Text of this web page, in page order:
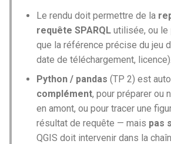
Le rendu doit permettre de la
requête SPARQL utilisée, ou le
que la référence précise du jeu
date de téléchargement, licence).
Python / pandas (TP 2) est
complément, pour préparer ou
en amont, ou pour tracer une
résultat de requête — mais pas
QGIS doit intervenir dans la